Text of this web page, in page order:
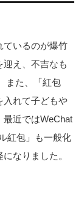
ているのが爆竹
え、不吉なも
また、「紅包
入れて子どもや
近ではWeChat
紅包」も一般化
なりました。